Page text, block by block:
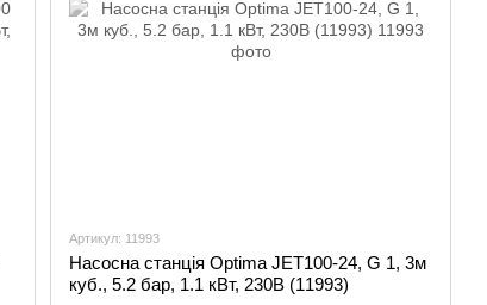
Артикул: 11993
Насосна станція Optima JET100-24, G 1, 3м
куб., 5.2 бар, 1.1 кВт, 230В (11993)